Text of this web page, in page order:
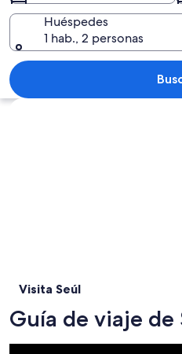
Huéspedes
1 hab., 2 personas
Explorar mapa
Visita Seúl
Guía de viaje de